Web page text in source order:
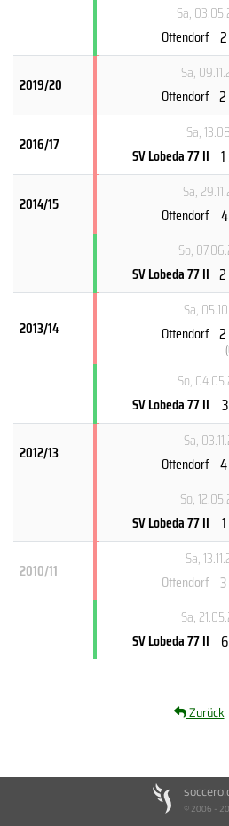
Sa,
Ottendorf
2019/20
Sa,
Ottendorf
2016/17
Sa,
SV Lobeda 77 II
2014/15
Sa,
Ottendorf
So,
SV Lobeda 77 II
2013/14
Sa,
Ottendorf
(
So,
SV Lobeda 77 II
2012/13
Sa,
Ottendorf
So,
SV Lobeda 77 II
2010/11
Sa,
Ottendorf
Sa,
SV Lobeda 77 II
Zurück
© 2006 -